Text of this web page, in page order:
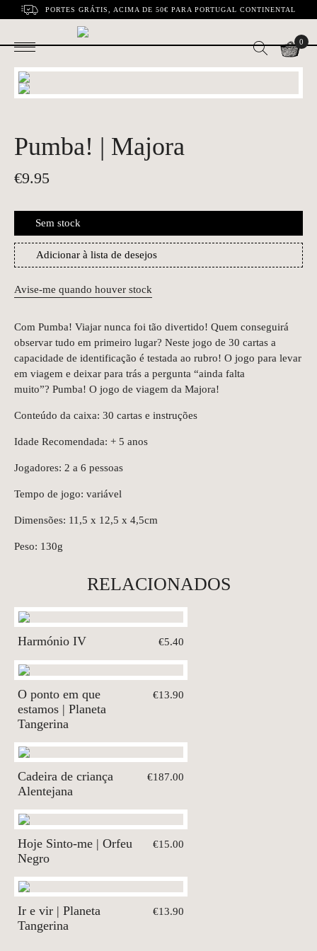
PORTES GRÁTIS, ACIMA DE 50€ PARA PORTUGAL CONTINENTAL
0
Pumba! | Majora
€9.95
Sem stock
Adicionar à lista de desejos
Avise-me quando houver stock
Com Pumba! Viajar nunca foi tão divertido! Quem conseguirá
observar tudo em primeiro lugar? Neste jogo de 30 cartas a
capacidade de identificação é testada ao rubro! O jogo para levar
em viagem e deixar para trás a pergunta “ainda falta
muito”? Pumba! O jogo de viagem da Majora!
Conteúdo da caixa: 30 cartas e instruções
Idade Recomendada: + 5 anos
Jogadores: 2 a 6 pessoas
Tempo de jogo: variável
Dimensões: 11,5 x 12,5 x 4,5cm
Peso: 130g
RELACIONADOS
Harmónio IV €5.40
O ponto em que
estamos | Planeta
Tangerina
€13.90
Cadeira de criança
Alentejana
€187.00
Hoje Sinto-me | Orfeu
Negro
€15.00
Ir e vir | Planeta
Tangerina
€13.90